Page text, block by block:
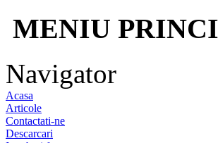
MENIU
Navigator
Acasa
Articole
Contactati-ne
Descarcari